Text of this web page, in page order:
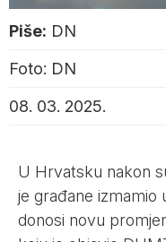
Piše: DN
Foto: DN
08. 03. 2025.
U Hrvatsku nakon
je građane
donosi novu